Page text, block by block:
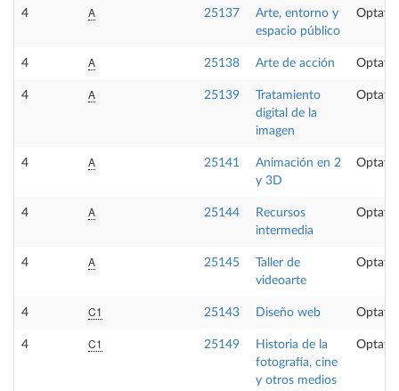
4 A 25137
Arte, entorno y
espacio público
4 A 25138 Arte de acción
4 A 25139
Tratamiento
digital de la
imagen
4 A 25141
Animación en 2
y 3D
4 A 25144
Recursos
intermedia
4 A 25145
Taller de
videoarte
4 C1 25143 Diseño web
4 C1 25149
Historia de la
fotografía, cine
y otros medios